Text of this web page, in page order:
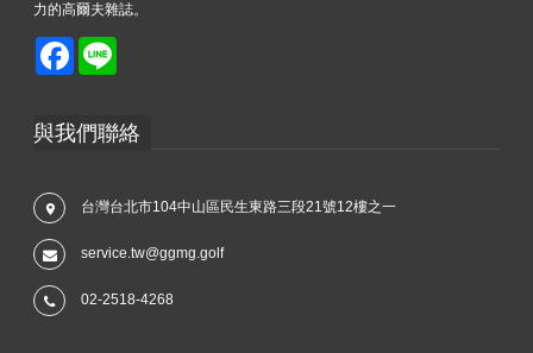
力的高爾夫雜誌。
Facebook
與我們聯絡
台灣台北市104中山區民生東路三段21號12樓之一
service.tw@ggmg.golf
02-2518-4268